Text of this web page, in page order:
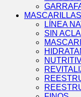
MASCARILLAS
LÍNEA
SIN